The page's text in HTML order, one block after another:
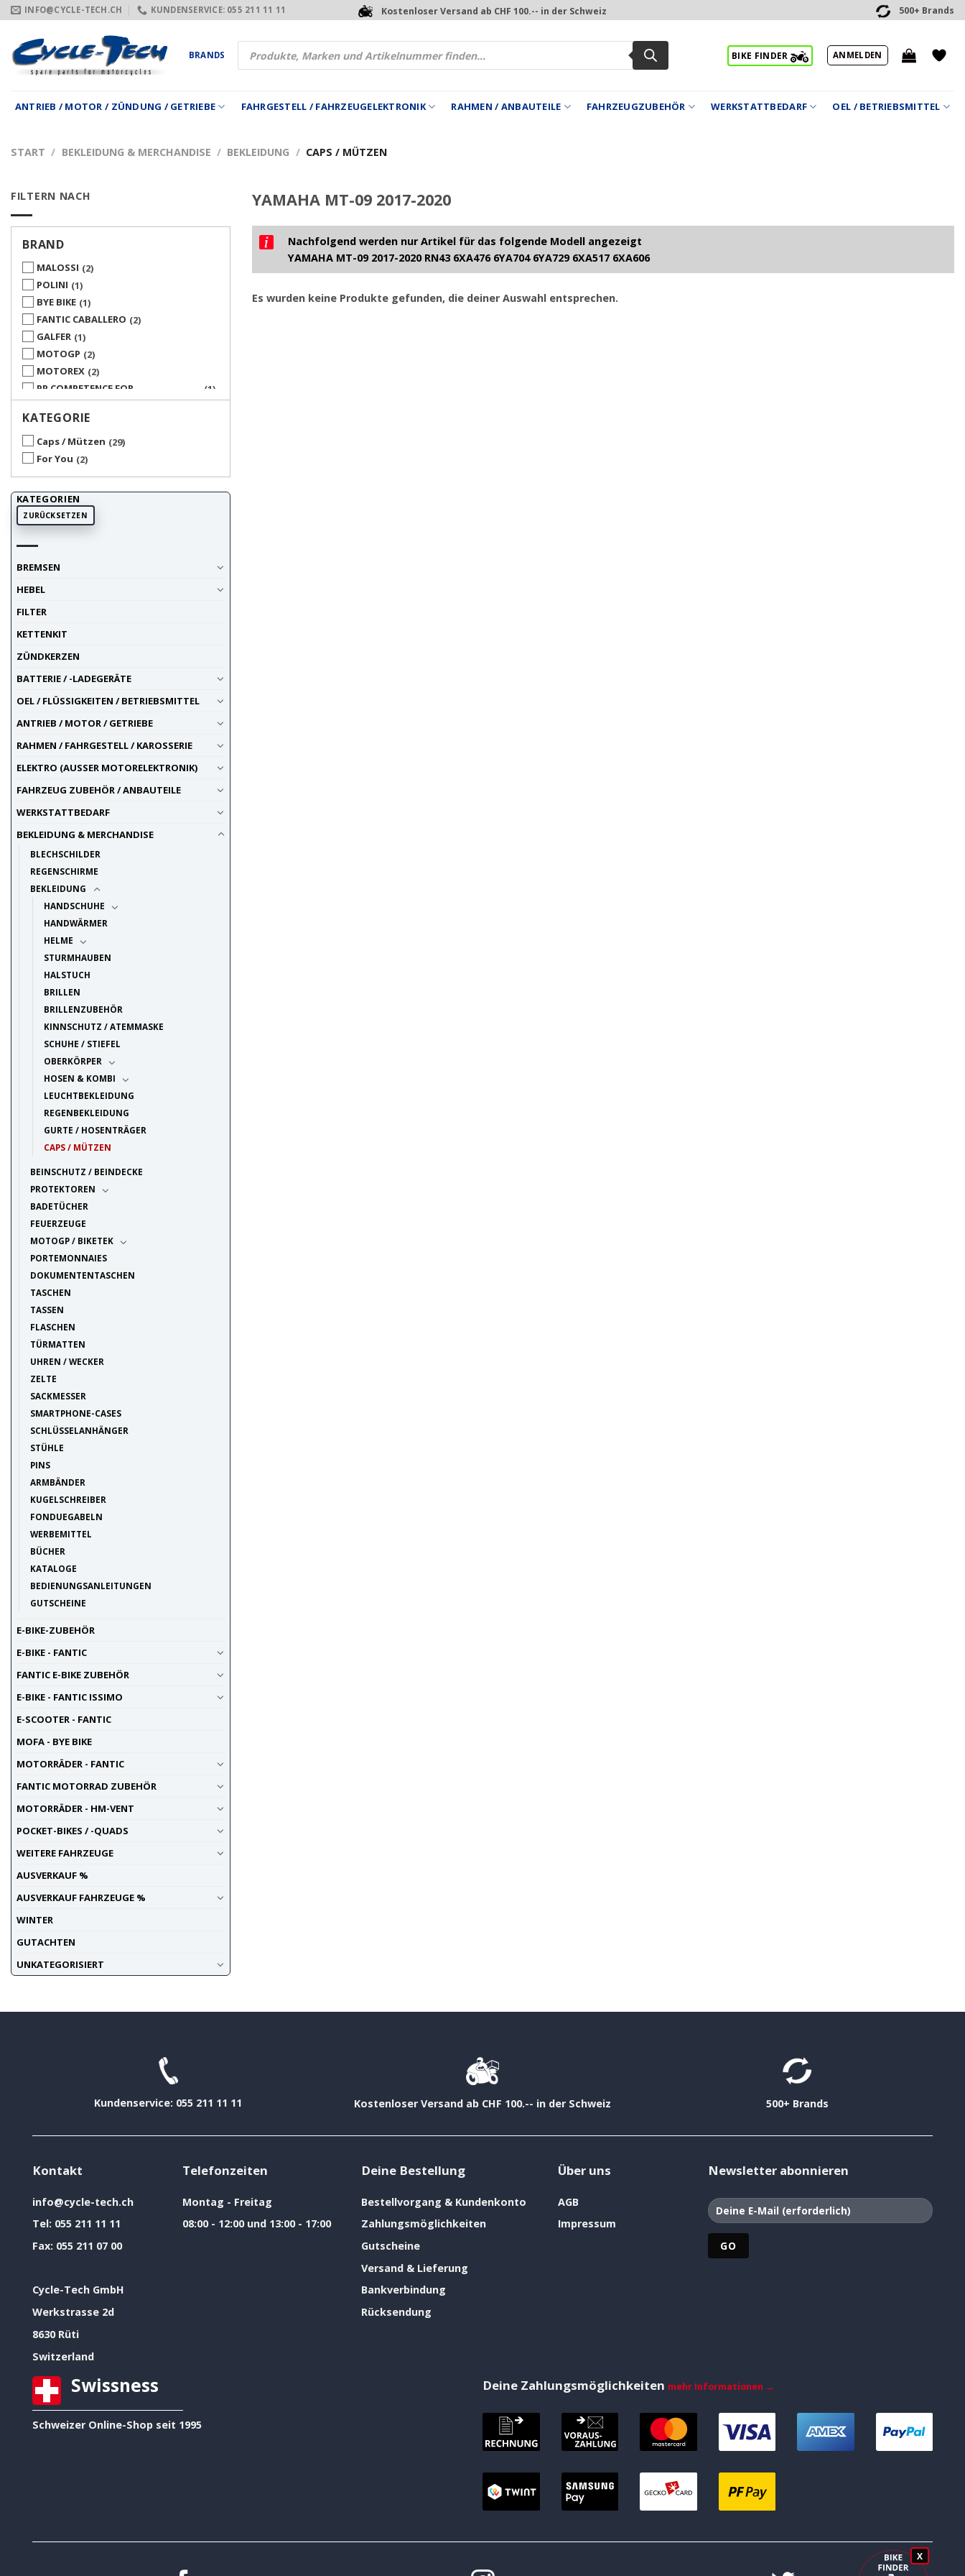
Zum
Inhalt
springen
INFO@CYCLE-TECH.CH KUNDENSERVICE: 055 211 11 11 Kostenloser Versand ab CHF 100.-- in der Schweiz 500+ Brands
BRANDS
Products
search
BIKE FINDER ANMELDEN
ANTRIEB / MOTOR / ZÜNDUNG / GETRIEBE FAHRGESTELL / FAHRZEUGELEKTRONIK RAHMEN / ANBAUTEILE FAHRZEUGZUBEHÖR WERKSTATTBEDARF OEL / BETRIEBSMITTEL
START / BEKLEIDUNG & MERCHANDISE / BEKLEIDUNG / CAPS / MÜTZEN
FILTERN NACH
BRAND
MALOSSI
2
POLINI 1
BYE BIKE 1
FANTIC CABALLERO
2
GALFER 1
MOTOGP
2
MOTOREX 2
PP COMPETENCE FOR
PROFESSIONALS
1
PUCH
2
SOLEX 1
UP CLOTHES
KATEGORIE
Caps / Mützen
29
For You
2
KATEGORIEN
ZURÜCKSETZEN
BREMSEN
HEBEL
FILTER
KETTENKIT
ZÜNDKERZEN
BATTERIE / -LADEGERÄTE
OEL / FLÜSSIGKEITEN / BETRIEBSMITTEL
ANTRIEB / MOTOR / GETRIEBE
RAHMEN / FAHRGESTELL / KAROSSERIE
ELEKTRO (AUSSER MOTORELEKTRONIK)
FAHRZEUG ZUBEHÖR / ANBAUTEILE
WERKSTATTBEDARF
BEKLEIDUNG & MERCHANDISE
BLECHSCHILDER
REGENSCHIRME
BEKLEIDUNG
HANDSCHUHE
HANDWÄRMER
HELME
STURMHAUBEN
HALSTUCH
BRILLEN
BRILLENZUBEHÖR
KINNSCHUTZ / ATEMMASKE
SCHUHE / STIEFEL
OBERKÖRPER
HOSEN & KOMBI
LEUCHTBEKLEIDUNG
REGENBEKLEIDUNG
GURTE / HOSENTRÄGER
CAPS / MÜTZEN
BEINSCHUTZ / BEINDECKE
PROTEKTOREN
BADETÜCHER
FEUERZEUGE
MOTOGP / BIKETEK
PORTEMONNAIES
DOKUMENTENTASCHEN
TASCHEN
TASSEN
FLASCHEN
TÜRMATTEN
UHREN / WECKER
ZELTE
SACKMESSER
SMARTPHONE-CASES
SCHLÜSSELANHÄNGER
STÜHLE
PINS
ARMBÄNDER
KUGELSCHREIBER
FONDUEGABELN
WERBEMITTEL
BÜCHER
KATALOGE
BEDIENUNGSANLEITUNGEN
GUTSCHEINE
E-BIKE-ZUBEHÖR
E-BIKE - FANTIC
FANTIC E-BIKE ZUBEHÖR
E-BIKE - FANTIC ISSIMO
E-SCOOTER - FANTIC
MOFA - BYE BIKE
MOTORRÄDER - FANTIC
FANTIC MOTORRAD ZUBEHÖR
MOTORRÄDER - HM-VENT
POCKET-BIKES / -QUADS
WEITERE FAHRZEUGE
AUSVERKAUF %
AUSVERKAUF FAHRZEUGE %
WINTER
GUTACHTEN
UNKATEGORISIERT
YAMAHA MT-09 2017-2020
X
Nachfolgend werden nur Artikel für das folgende Modell angezeigt
YAMAHA MT-09 2017-2020 RN43 6XA476 6YA704 6YA729 6XA517 6XA606
Es wurden keine Produkte gefunden, die deiner Auswahl entsprechen.
Kundenservice: 055 211 11 11 Kostenloser Versand ab CHF 100.-- in der Schweiz 500+ Brands
Kontakt
info@cycle-tech.ch
Tel: 055 211 11 11
Fax: 055 211 07 00
Cycle-Tech GmbH
Werkstrasse 2d
8630 Rüti
Switzerland
Telefonzeiten
Montag - Freitag
08:00 - 12:00 und 13:00 - 17:00
Deine Bestellung
Bestellvorgang & Kundenkonto
Zahlungsmöglichkeiten
Gutscheine
Versand & Lieferung
Bankverbindung
Rücksendung
Über uns
AGB
Impressum
Newsletter abonnieren
Swissness
Schweizer Online-Shop seit 1995
Deine Zahlungsmöglichkeiten mehr Informationen →